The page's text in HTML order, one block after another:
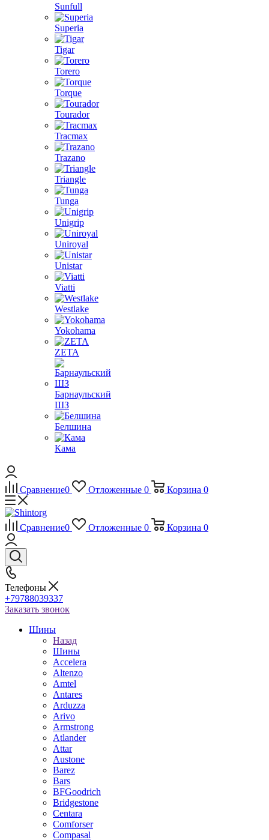
Sunfull
Superia
Tigar
Torero
Torque
Tourador
Tracmax
Trazano
Triangle
Tunga
Unigrip
Uniroyal
Unistar
Viatti
Westlake
Yokohama
ZETA
Барнаульский
ШЗ
Белшина
Кама
Сравнение0 Отложенные 0 Корзина 0
Сравнение0 Отложенные 0 Корзина 0
Телефоны
+79788039337
Заказать звонок
Шины
Назад
Шины
Accelera
Altenzo
Amtel
Antares
Arduzza
Arivo
Armstrong
Atlander
Attar
Austone
Barez
Bars
BFGoodrich
Bridgestone
Centara
Comforser
Compasal